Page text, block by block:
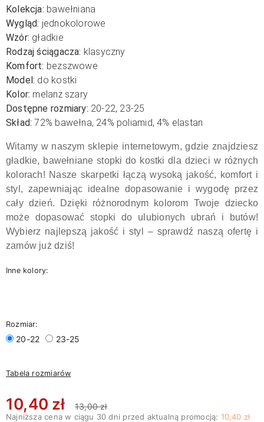
Kolekcja: bawełniana
Wygląd: jednokolorowe
Wzór: gładkie
Rodzaj ściągacza: klasyczny
Komfort: bezszwowe
Model: do kostki
Kolor: melanż szary
Dostępne rozmiary: 20-22, 23-25
Skład: 72% bawełna, 24% poliamid, 4% elastan
Witamy w naszym sklepie internetowym, gdzie znajdziesz
gładkie, bawełniane stopki do kostki dla dzieci w różnych
kolorach! Nasze skarpetki łączą wysoką jakość, komfort i
styl, zapewniając idealne dopasowanie i wygodę przez
cały dzień. Dzięki różnorodnym kolorom Twoje dziecko
może dopasować stopki do ulubionych ubrań i butów!
Wybierz najlepszą jakość i styl – sprawdź naszą ofertę i
zamów już dziś!
Inne kolory:
Rozmiar:
20-22 23-25
Tabela rozmiarów
10,40 zł 13,00 zł
Najniższa cena w ciągu 30 dni przed aktualną promocją: 10,40 zł